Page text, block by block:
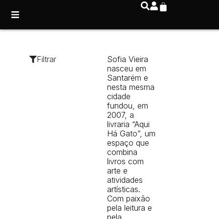
Filtrar
Sofia Vieira
nasceu em
Santarém e
nesta mesma
cidade
fundou, em
2007, a
livraria “Aqui
Há Gato”, um
espaço que
combina
livros com
arte e
atividades
artísticas.
Com paixão
pela leitura e
pela